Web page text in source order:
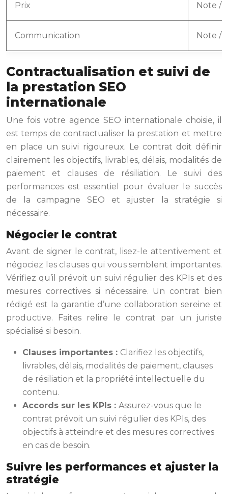
Prix Note /
Communication Note /
Contractualisation et suivi de
la prestation SEO
internationale
Une fois votre agence SEO internationale choisie, il
est temps de contractualiser la prestation et mettre
en place un suivi rigoureux. Le contrat doit définir
clairement les objectifs, livrables, délais, modalités de
paiement et clauses de résiliation. Le suivi des
performances est essentiel pour évaluer le succès
de la campagne SEO et ajuster la stratégie si
nécessaire.
Négocier le contrat
Avant de signer le contrat, lisez-le attentivement et
négociez les clauses qui vous semblent importantes.
Vérifiez qu’il prévoit un suivi régulier des KPIs et des
mesures correctives si nécessaire. Un contrat bien
rédigé est la garantie d’une collaboration sereine et
productive. Faites relire le contrat par un juriste
spécialisé si besoin.
Clauses importantes : Clarifiez les objectifs,
livrables, délais, modalités de paiement, clauses
de résiliation et la propriété intellectuelle du
contenu.
Accords sur les KPIs : Assurez-vous que le
contrat prévoit un suivi régulier des KPIs, des
objectifs à atteindre et des mesures correctives
en cas de besoin.
Suivre les performances et ajuster la
stratégie